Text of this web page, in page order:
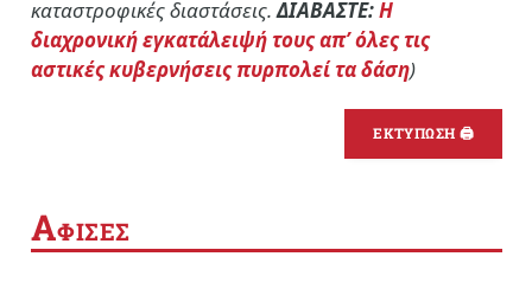
καταστροφικές διαστάσεις.ΔΙΑΒΑΣΤΕ:Η
διαχρονική εγκατάλειψή τους απ’ όλες τις
αστικές κυβερνήσεις πυρπολεί τα δάση)
ΕΚΤΥΠΩΣΗ 🖨
ΑΦΙΣΕΣ